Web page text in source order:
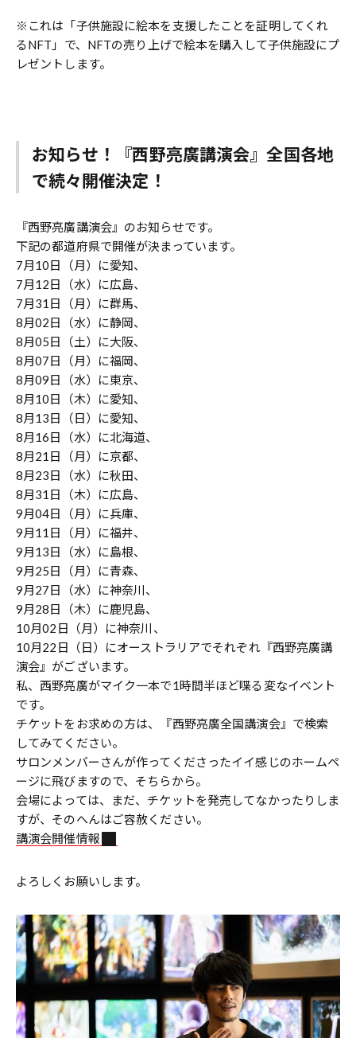
※これは「子供施設に絵本を支援したことを証明してくれ
るNFT」で、NFTの売り上げで絵本を購入して子供施設にプ
レゼントします。
お知らせ！『西野亮廣講演会』全国各地
で続々開催決定！
『西野亮廣講演会』のお知らせです。
下記の都道府県で開催が決まっています。
7月10日（月）に愛知、
7月12日（水）に広島、
7月31日（月）に群馬、
8月02日（水）に静岡、
8月05日（土）に大阪、
8月07日（月）に福岡、
8月09日（水）に東京、
8月10日（木）に愛知、
8月13日（日）に愛知、
8月16日（水）に北海道、
8月21日（月）に京都、
8月23日（水）に秋田、
8月31日（木）に広島、
9月04日（月）に兵庫、
9月11日（月）に福井、
9月13日（水）に島根、
9月25日（月）に青森、
9月27日（水）に神奈川、
9月28日（木）に鹿児島、
10月02日（月）に神奈川、
10月22日（日）にオーストラリアでそれぞれ『西野亮廣講
演会』がございます。
私、西野亮廣がマイク一本で1時間半ほど喋る変なイベント
です。
チケットをお求めの方は、『西野亮廣全国講演会』で検索
してみてください。
サロンメンバーさんが作ってくださったイイ感じのホームペ
ージに飛びますので、そちらから。
会場によっては、まだ、チケットを発売してなかったりしま
すが、そのへんはご容赦ください。
講演会開催情報
よろしくお願いします。